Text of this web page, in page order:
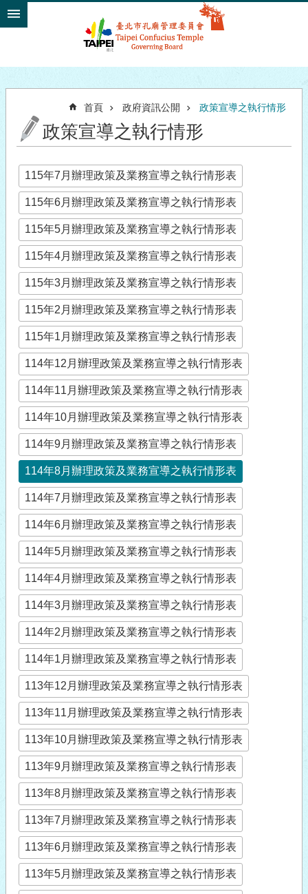
跳到主要內容區塊
首頁 政府資訊公開 政策宣導之執行情形
政策宣導之執行情形
115年7月辦理政策及業務宣導之執行情形表
115年6月辦理政策及業務宣導之執行情形表
115年5月辦理政策及業務宣導之執行情形表
115年4月辦理政策及業務宣導之執行情形表
115年3月辦理政策及業務宣導之執行情形表
115年2月辦理政策及業務宣導之執行情形表
115年1月辦理政策及業務宣導之執行情形表
114年12月辦理政策及業務宣導之執行情形表
114年11月辦理政策及業務宣導之執行情形表
114年10月辦理政策及業務宣導之執行情形表
114年9月辦理政策及業務宣導之執行情形表
114年8月辦理政策及業務宣導之執行情形表
114年7月辦理政策及業務宣導之執行情形表
114年6月辦理政策及業務宣導之執行情形表
114年5月辦理政策及業務宣導之執行情形表
114年4月辦理政策及業務宣導之執行情形表
114年3月辦理政策及業務宣導之執行情形表
114年2月辦理政策及業務宣導之執行情形表
114年1月辦理政策及業務宣導之執行情形表
113年12月辦理政策及業務宣導之執行情形表
113年11月辦理政策及業務宣導之執行情形表
113年10月辦理政策及業務宣導之執行情形表
113年9月辦理政策及業務宣導之執行情形表
113年8月辦理政策及業務宣導之執行情形表
113年7月辦理政策及業務宣導之執行情形表
113年6月辦理政策及業務宣導之執行情形表
113年5月辦理政策及業務宣導之執行情形表